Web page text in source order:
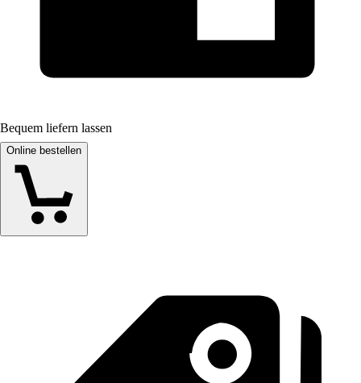
Bequem liefern lassen
Online bestellen